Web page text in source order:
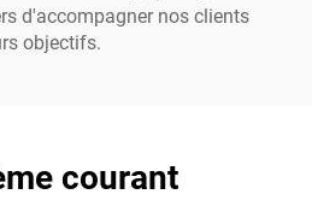
d'accompagner nos clients
objectifs.
courant